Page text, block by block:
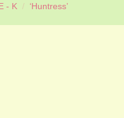
- K ‘Huntress’